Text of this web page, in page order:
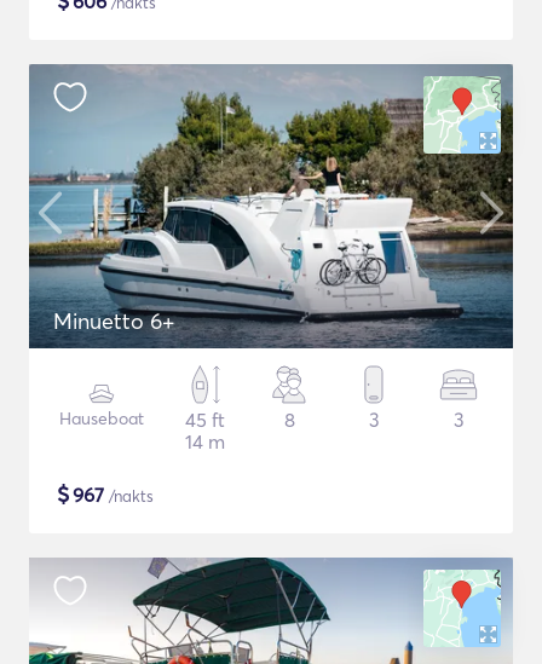
Minuetto 6+
Hauseboat
45 ft
14 m
8 3 3
$967 /nakts